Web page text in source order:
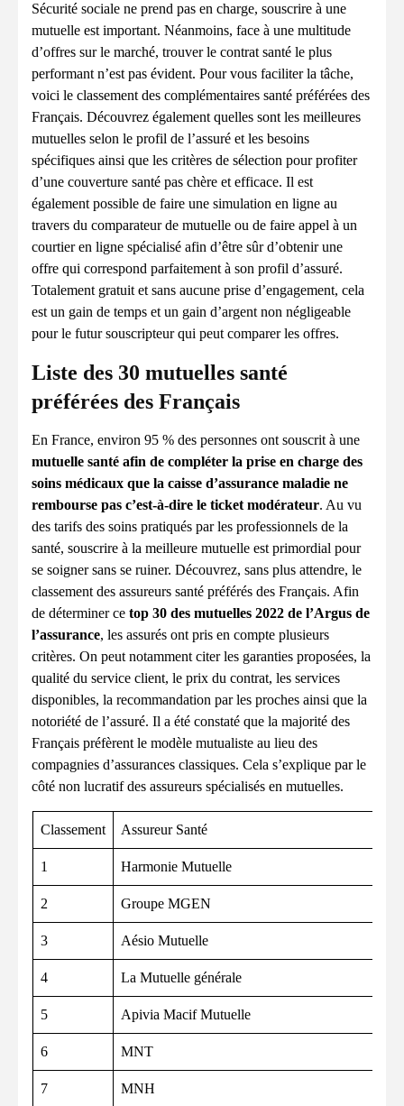
Sécurité sociale ne prend pas en charge, souscrire à une
mutuelle est important. Néanmoins, face à une multitude
d’offres sur le marché, trouver le contrat santé le plus
performant n’est pas évident. Pour vous faciliter la tâche,
voici le classement des complémentaires santé préférées des
Français. Découvrez également quelles sont les meilleures
mutuelles selon le profil de l’assuré et les besoins
spécifiques ainsi que les critères de sélection pour profiter
d’une couverture santé pas chère et efficace. Il est
également possible de faire une simulation en ligne au
travers du comparateur de mutuelle ou de faire appel à un
courtier en ligne spécialisé afin d’être sûr d’obtenir une
offre qui correspond parfaitement à son profil d’assuré.
Totalement gratuit et sans aucune prise d’engagement, cela
est un gain de temps et un gain d’argent non négligeable
pour le futur souscripteur qui peut comparer les offres.
Liste des 30 mutuelles santé
préférées des Français
En France, environ 95 % des personnes ont souscrit à une
mutuelle santé afin de compléter la prise en charge des
soins médicaux que la caisse d’assurance maladie ne
rembourse pas c’est-à-dire le ticket modérateur. Au vu
des tarifs des soins pratiqués par les professionnels de la
santé, souscrire à la meilleure mutuelle est primordial pour
se soigner sans se ruiner. Découvrez, sans plus attendre, le
classement des assureurs santé préférés des Français. Afin
de déterminer ce top 30 des mutuelles 2022 de l’Argus de
l’assurance, les assurés ont pris en compte plusieurs
critères. On peut notamment citer les garanties proposées, la
qualité du service client, le prix du contrat, les services
disponibles, la recommandation par les proches ainsi que la
notoriété de l’assuré. Il a été constaté que la majorité des
Français préfèrent le modèle mutualiste au lieu des
compagnies d’assurances classiques. Cela s’explique par le
côté non lucratif des assureurs spécialisés en mutuelles.
Classement Assureur Santé
1 Harmonie Mutuelle
2 Groupe MGEN
3 Aésio Mutuelle
4 La Mutuelle générale
5 Apivia Macif Mutuelle
6 MNT
7 MNH